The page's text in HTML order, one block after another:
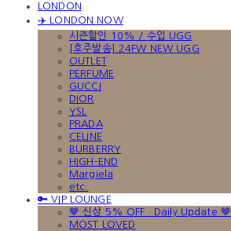
LONDON
✈️ LONDON NOW
시즌할인 10% / 수입 UGG
[호주발송] 24FW NEW UGG
OUTLET
PERFUME
GUCCI
DIOR
YSL
PRADA
CELINE
BURBERRY
HIGH-END
Margiela
etc.
🔑 VIP LOUNGE
🤎 신상 5% OFF · Daily Update 🤎
MOST LOVED